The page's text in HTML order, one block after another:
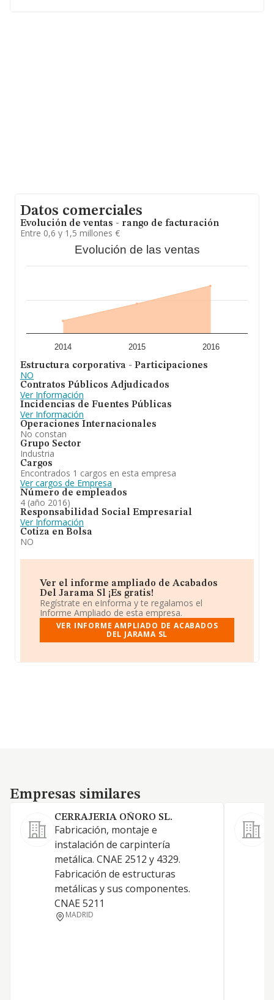
Datos comerciales
Evolución de ventas - rango de facturación
Entre 0,6 y 1,5 millones €
Evolución de las ventas
2014 2015 2016
Estructura corporativa - Participaciones
NO
Contratos Públicos Adjudicados
Ver Información
Incidencias de Fuentes Públicas
Ver Información
Operaciones Internacionales
No constan
Grupo Sector
Industria
Cargos
Encontrados 1 cargos en esta empresa
Ver cargos de Empresa
Número de empleados
4 (año 2016)
Responsabilidad Social Empresarial
Ver Información
Cotiza en Bolsa
NO
Ver el informe ampliado de Acabados
Del Jarama Sl ¡Es gratis!
Regístrate en eInforma y te regalamos el
Informe Ampliado de esta empresa.
VER INFORME AMPLIADO DE ACABADOS
DEL JARAMA SL
Empresas similares
Empresas similares
CERRAJERIA OÑORO SL.
Fabricación, montaje e
instalación de carpintería
metálica. CNAE 2512 y 4329.
Fabricación de estructuras
metálicas y sus componentes.
CNAE 5211
MADRID